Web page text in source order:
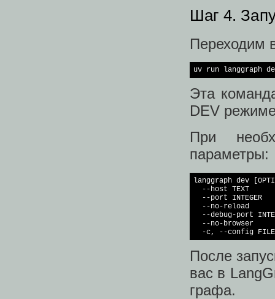
Шаг 4.
Переходим
uv run langgraph
Эта
DEV
При
параметры:
langgraph dev
--host TEXT
--port INTEGER
--no-reload
--debug-port
--no-browser
-c, --config FILE
После
вас в
графа.